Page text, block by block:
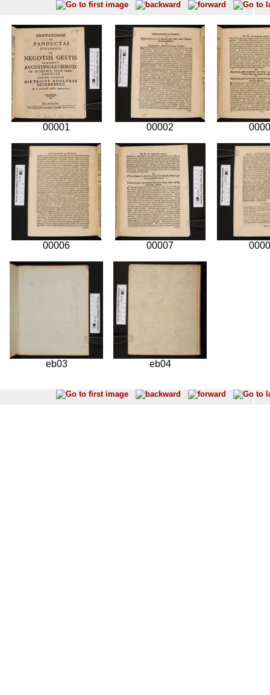
00001 00002
00006 00007
eb03 eb04